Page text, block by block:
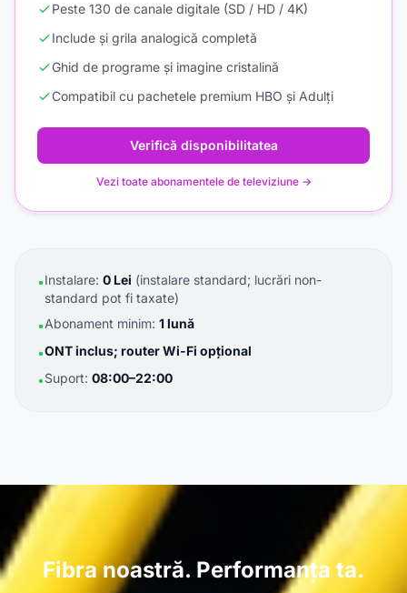
Peste 130 de canale digitale (SD / HD / 4K)
Include și grila analogică completă
Ghid de programe și imagine cristalină
Compatibil cu pachetele premium HBO și Adulți
Verifică disponibilitatea
Vezi toate abonamentele de televiziune →
•Instalare: 0 Lei (instalare standard; lucrări non-
standard pot fi taxate)
•Abonament minim: 1 lună
•ONT inclus; router Wi-Fi opțional
•Suport: 08:00–22:00
Fibra noastră. Performanța ta.